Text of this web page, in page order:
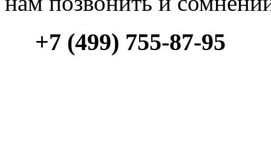
+7 (499) 755-87-95